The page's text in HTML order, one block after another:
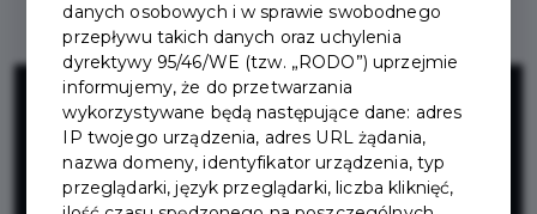
Przebudowa
drogi
danych osobowych i w sprawie swobodnego
przepływu takich danych oraz uchylenia
dyrektywy 95/46/WE (tzw. „RODO”) uprzejmie
informujemy, że do przetwarzania
wykorzystywane będą następujące dane: adres
IP twojego urządzenia, adres URL żądania,
nazwa domeny, identyfikator urządzenia, typ
przeglądarki, język przeglądarki, liczba kliknięć,